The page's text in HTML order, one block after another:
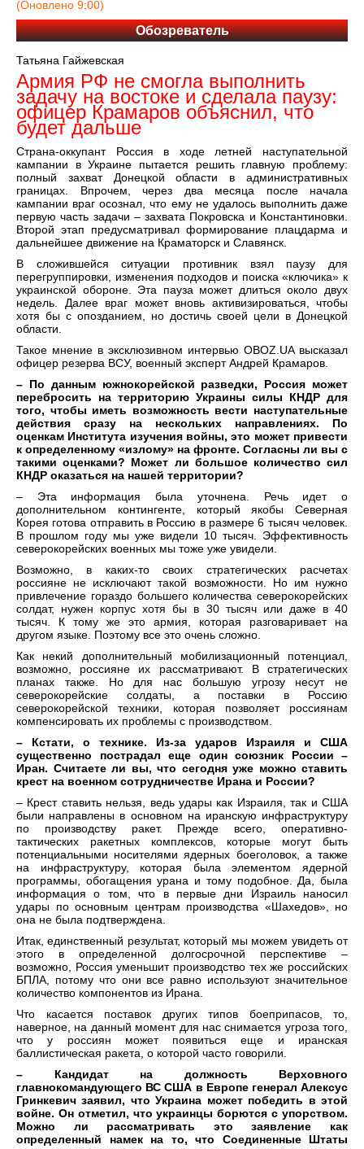
(Оновлено 9:00)
Обозреватель
Татьяна Гайжевская
Армия РФ не смогла выполнить
задачу на востоке и сделала паузу:
офицер Крамаров объяснил, что
будет дальше
Страна-оккупант Россия в ходе летней наступательной
кампании в Украине пытается решить главную проблему:
полный захват Донецкой области в административных
границах. Впрочем, через два месяца после начала
кампании враг осознал, что ему не удалось выполнить даже
первую часть задачи – захвата Покровска и Константиновки.
Второй этап предусматривал формирование плацдарма и
дальнейшее движение на Краматорск и Славянск.
В сложившейся ситуации противник взял паузу для
перегруппировки, изменения подходов и поиска «ключика» к
украинской обороне. Эта пауза может длиться около двух
недель. Далее враг может вновь активизироваться, чтобы
хотя бы с опозданием, но достичь своей цели в Донецкой
области.
Такое мнение в эксклюзивном интервью OBOZ.UA высказал
офицер резерва ВСУ, военный эксперт Андрей Крамаров.
– По данным южнокорейской разведки, Россия может
перебросить на территорию Украины силы КНДР для
того, чтобы иметь возможность вести наступательные
действия сразу на нескольких направлениях. По
оценкам Института изучения войны, это может привести
к определенному «излому» на фронте. Согласны ли вы с
такими оценками? Может ли большое количество сил
КНДР оказаться на нашей территории?
– Эта информация была уточнена. Речь идет о
дополнительном контингенте, который якобы Северная
Корея готова отправить в Россию в размере 6 тысяч человек.
В прошлом году мы уже видели 10 тысяч. Эффективность
северокорейских военных мы тоже уже увидели.
Возможно, в каких-то своих стратегических расчетах
россияне не исключают такой возможности. Но им нужно
привлечение гораздо большего количества северокорейских
солдат, нужен корпус хотя бы в 30 тысяч или даже в 40
тысяч. К тому же это армия, которая разговаривает на
другом языке. Поэтому все это очень сложно.
Как некий дополнительный мобилизационный потенциал,
возможно, россияне их рассматривают. В стратегических
планах также. Но для нас большую угрозу несут не
северокорейские солдаты, а поставки в Россию
северокорейской техники, которая позволяет россиянам
компенсировать их проблемы с производством.
– Кстати, о технике. Из-за ударов Израиля и США
существенно пострадал еще один союзник России –
Иран. Считаете ли вы, что сегодня уже можно ставить
крест на военном сотрудничестве Ирана и России?
– Крест ставить нельзя, ведь удары как Израиля, так и США
были направлены в основном на иранскую инфраструктуру
по производству ракет. Прежде всего, оперативно-
тактических ракетных комплексов, которые могут быть
потенциальными носителями ядерных боеголовок, а также
на инфраструктуру, которая была элементом ядерной
программы, обогащения урана и тому подобное. Да, была
информация о том, что в первые дни Израиль наносил
удары по основным центрам производства «Шахедов», но
она не была подтверждена.
Итак, единственный результат, который мы можем увидеть от
этого в определенной долгосрочной перспективе –
возможно, Россия уменьшит производство тех же российских
БПЛА, потому что они все равно используют значительное
количество компонентов из Ирана.
Что касается поставок других типов боеприпасов, то,
наверное, на данный момент для нас снимается угроза того,
что у россиян может появиться еще и иранская
баллистическая ракета, о которой часто говорили.
– Кандидат на должность Верховного
главнокомандующего ВС США в Европе генерал Алексус
Гринкевич заявил, что Украина может победить в этой
войне. Он отметил, что украинцы борются с упорством.
Можно ли рассматривать это заявление как
определенный намек на то, что Соединенные Штаты